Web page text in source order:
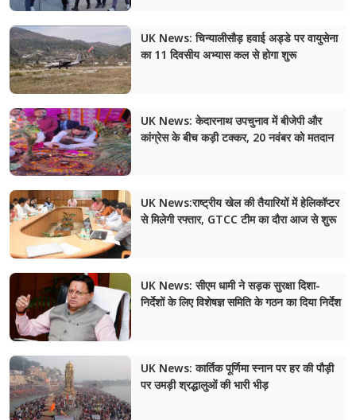
UK News: चिन्यालीसौड़ हवाई अड्डे पर वायुसेना
का 11 दिवसीय अभ्यास कल से होगा शुरू
UK News: केदारनाथ उपचुनाव में बीजेपी और
कांग्रेस के बीच कड़ी टक्कर, 20 नवंबर को मतदान
UK News:राष्ट्रीय खेल की तैयारियों में हेलिकॉप्टर
से मिलेगी रफ्तार, GTCC टीम का दौरा आज से शुरू
UK News: सीएम धामी ने सड़क सुरक्षा दिशा-
निर्देशों के लिए विशेषज्ञ समिति के गठन का दिया निर्देश
UK News: कार्तिक पूर्णिमा स्नान पर हर की पौड़ी
पर उमड़ी श्रद्धालुओं की भारी भीड़